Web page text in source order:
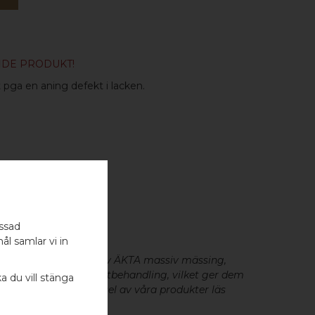
PRODUKT!
pga en aning defekt i lacken.
är tillverkade av ÄKTA massiv mässing,
utan metallisk ytbehandling, vilket ger dem
patina. För skötsel av våra produkter läs
samlar vi in
du vill stänga